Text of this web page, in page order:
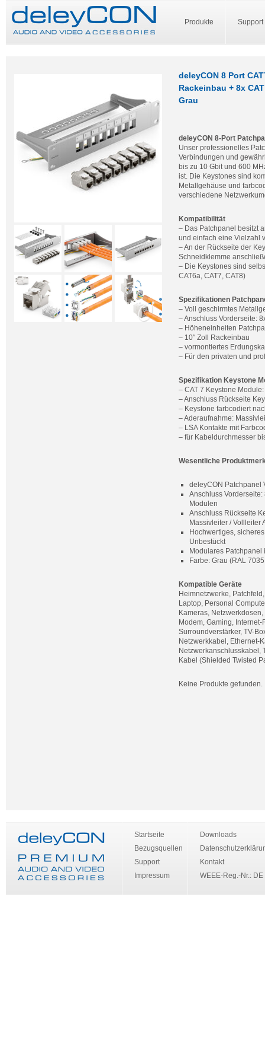
Produkte Support
deleyCON 8 Port
Rackeinbau + 8x
Grau
deleyCON 8-Port
Unser professionelles
Verbindungen und
bis zu 10 Gbit und 600
ist. Die Keystones sind
Metallgehäuse und
verschiedene
Kompatibilität
– Das Patchpanel besitzt
und einfach eine Vielzahl
– An der Rückseite der
Schneidklemme
– Die Keystones sind
CAT6a, CAT7, CAT8)
Spezifikationen
– Voll geschirmtes
– Anschluss Vorderseite:
– Höheneinheiten
– 10″ Zoll Rackeinbau
– vormontiertes
– Für den privaten und
Spezifikation Keystone
– CAT 7 Keystone
– Anschluss Rückseite
– Keystone farbcodiert
– Aderaufnahme:
– LSA Kontakte mit
– für Kabeldurchmesser
Wesentliche
deleyCON Patchpanel
Anschluss
Modulen
Anschluss Rückseite
Massivleiter / Vollleiter
Hochwertiges,
Unbestückt
Modulares Patchpanel
Farbe: Grau (RAL
Kompatible Geräte
Heimnetzwerke,
Laptop, Personal
Kameras,
Modem, Gaming,
Surroundverstärker, TV-
Netzwerkkabel, Ethernet-
Netzwerkanschlusskabel,
Kabel (Shielded Twisted
Keine Produkte gefunden.
Startseite
Bezugsquellen
Support
Impressum
Downloads
Kontakt
WEEE-Reg.-Nr.: